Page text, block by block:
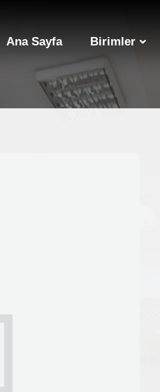
Ana Sayfa Birimler